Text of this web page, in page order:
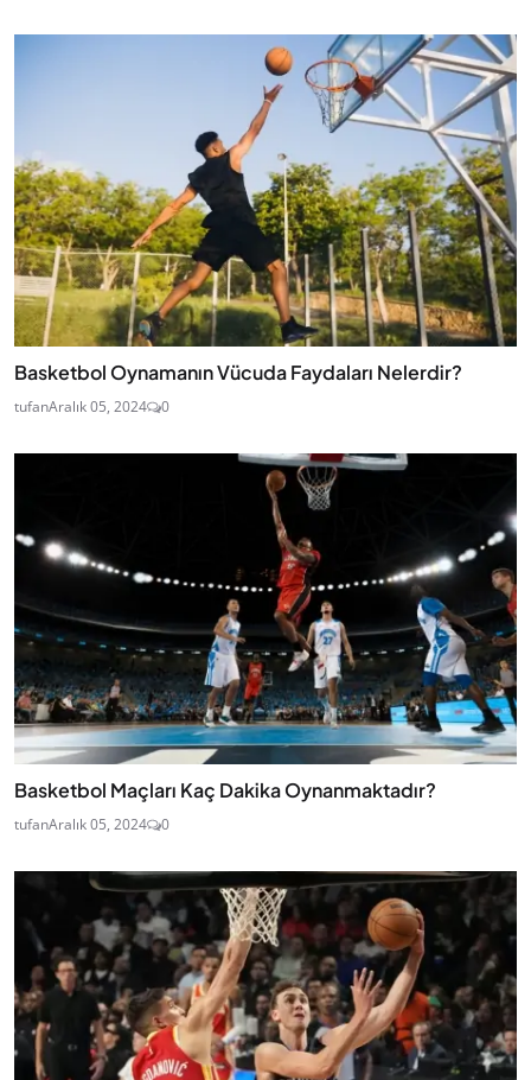
Basketbol Oynamanın Vücuda Faydaları Nelerdir?
tufanAralık 05, 2024 0
Basketbol Maçları Kaç Dakika Oynanmaktadır?
tufanAralık 05, 2024 0